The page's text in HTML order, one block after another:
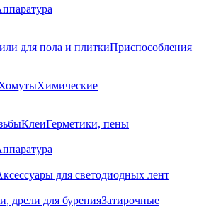
для пола и плиткиПриспособления
Химические
КлеиГерметики, пены
для светодиодных лент
дрели для буренияЗатирочные